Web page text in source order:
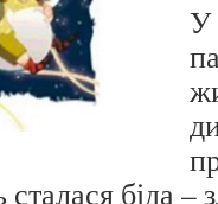
У
біда –